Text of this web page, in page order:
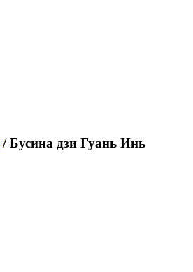
/ Бусина дзи Гуань Инь